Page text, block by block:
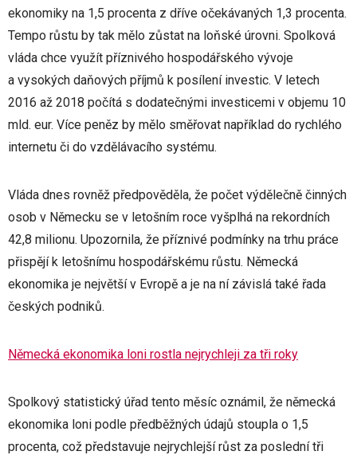
ekonomiky na 1,5 procenta z dříve očekávaných 1,3 procenta.
Tempo růstu by tak mělo zůstat na loňské úrovni. Spolková
vláda chce využít příznivého hospodářského vývoje
a vysokých daňových příjmů k posílení investic. V letech
2016 až 2018 počítá s dodatečnými investicemi v objemu 10
mld. eur. Více peněz by mělo směřovat například do rychlého
internetu či do vzdělávacího systému.
Vláda dnes rovněž předpověděla, že počet výdělečně činných
osob v Německu se v letošním roce vyšplhá na rekordních
42,8 milionu. Upozornila, že příznivé podmínky na trhu práce
přispějí k letošnímu hospodářskému růstu. Německá
ekonomika je největší v Evropě a je na ní závislá také řada
českých podniků.
Německá ekonomika loni rostla nejrychleji za tři roky
Spolkový statistický úřad tento měsíc oznámil, že německá
ekonomika loni podle předběžných údajů stoupla o 1,5
procenta, což představuje nejrychlejší růst za poslední tři